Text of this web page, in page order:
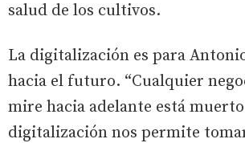
salud de los cultivos.
La digitalización es para
hacia el futuro. “Cualquier
mire hacia adelante está
digitalización nos permite